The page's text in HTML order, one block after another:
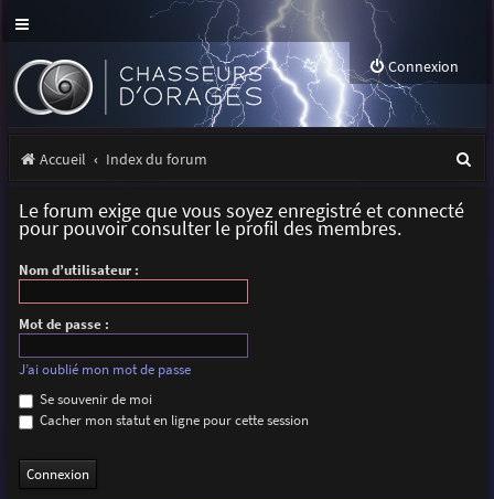
Connexion
Accueil Index du forum
Le forum exige que vous soyez enregistré et connecté
pour pouvoir consulter le profil des membres.
Nom d’utilisateur :
Mot de passe :
J’ai oublié mon mot de passe
Se souvenir de moi
Cacher mon statut en ligne pour cette session